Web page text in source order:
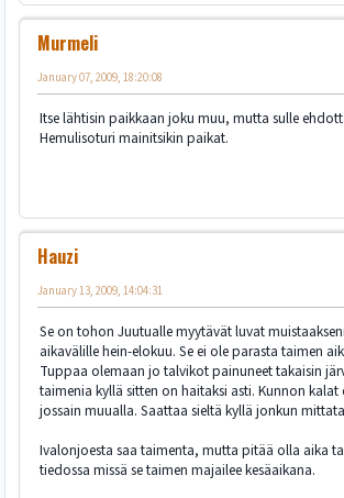
Murmeli
January 07, 2009, 18:20:08
Itse lähtisin paikkaan joku muu, mutta sulle
Hemulisoturi mainitsikin paikat.
Hauzi
January 13, 2009, 14:04:31
Se on tohon Juutualle myytävät luvat
aikavälille hein-elokuu. Se ei ole parasta taimen
Tuppaa olemaan jo talvikot painuneet takaisin
taimenia kyllä sitten on haitaksi asti. Kunnon kalat
jossain muualla. Saattaa sieltä kyllä jonkun
Ivalonjoesta saa taimenta, mutta pitää olla aika
tiedossa missä se taimen majailee kesäaikana.